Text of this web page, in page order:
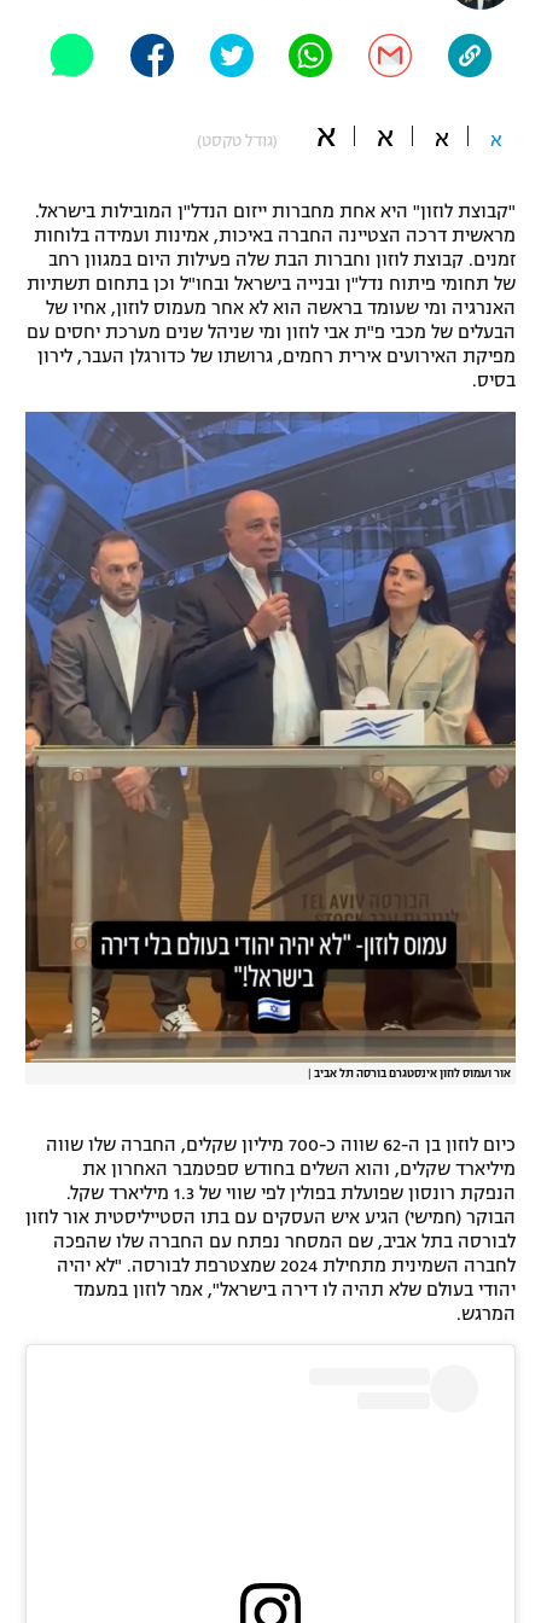
"מחצית בשכונה" – פודקאסט
תקנון עבור פעילות אלקטרה
תקנון עבור פעילות ספורט 1 – "מרלן"
גיימינג E-Sports
תנאי שימוש
מדיניות פרטיות
תקנון פעילות ספורט 1
רשיון להקרנה פומבית לבית עסק
הצטרפות לחבילת הערוצים
לוח דרושים – ג'ובנט
תגיות
המגזין
אופניים
פוטבול אמריקאי NFL
בייסבול MLB
ספורט אתגרי ואקסטרים
א א א א (גודל טקסט)
"קבוצת לוזון" היא אחת מחברות ייזום הנדל"ן המובילות בישראל.
מראשית דרכה הצטיינה החברה באיכות, אמינות ועמידה בלוחות
זמנים. קבוצת לוזון וחברות הבת שלה פעילות היום במגוון רחב
של תחומי פיתוח נדל"ן ובנייה בישראל ובחו"ל וכן בתחום תשתיות
האנרגיה ומי שעומד בראשה הוא לא אחר מעמוס לוזון, אחיו של
הבעלים של מכבי פ"ת אבי לוזון ומי שניהל שנים מערכת יחסים עם
מפיקת האירועים אירית רחמים, גרושתו של כדורגלן העבר, לירון
בסיס.
אור ועמוס לוזון אינסטגרם בורסה תל אביב
כיום לוזון בן ה-62 שווה כ-700 מיליון שקלים, החברה שלו שווה
מיליארד שקלים, והוא השלים בחודש ספטמבר האחרון את
הנפקת רונסון שפועלת בפולין לפי שווי של 1.3 מיליארד שקל.
הבוקר (חמישי) הגיע איש העסקים עם בתו הסטייליסטית אור לוזון
לבורסה בתל אביב, שם המסחר נפתח עם החברה שלו שהפכה
לחברה השמינית מתחילת 2024 שמצטרפת לבורסה. "לא יהיה
יהודי בעולם שלא תהיה לו דירה בישראל", אמר לוזון במעמד
המרגש.